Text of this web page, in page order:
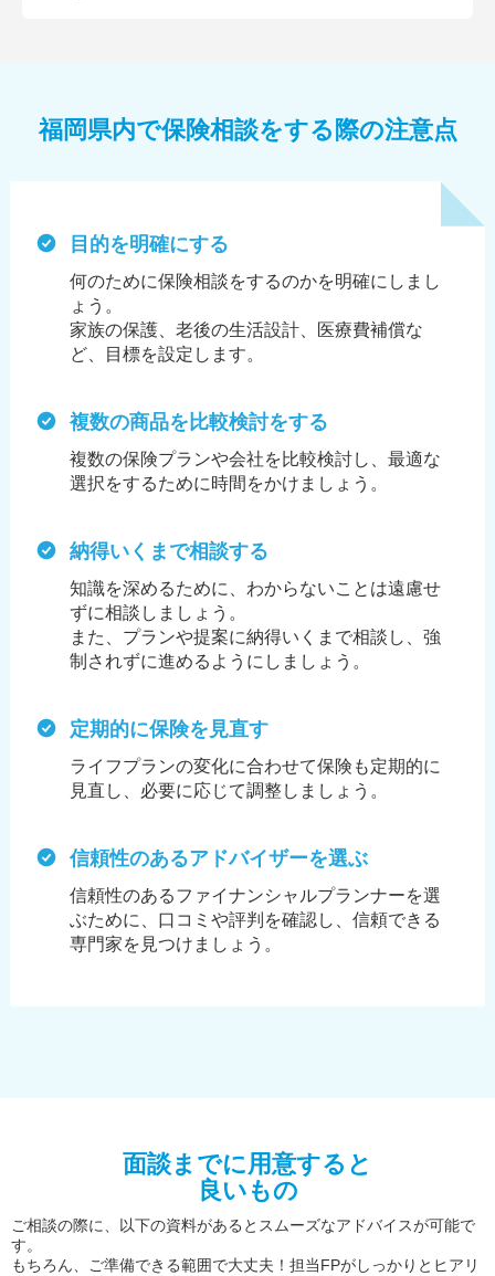
福岡県内で保険相談をする際の注意点
目的を明確にする
何のために保険相談をするのかを明確にしまし
ょう。
家族の保護、老後の生活設計、医療費補償な
ど、目標を設定します。
複数の商品を比較検討をする
複数の保険プランや会社を比較検討し、最適な
選択をするために時間をかけましょう。
納得いくまで相談する
知識を深めるために、わからないことは遠慮せ
ずに相談しましょう。
また、プランや提案に納得いくまで相談し、強
制されずに進めるようにしましょう。
定期的に保険を見直す
ライフプランの変化に合わせて保険も定期的に
見直し、必要に応じて調整しましょう。
信頼性のあるアドバイザーを選ぶ
信頼性のあるファイナンシャルプランナーを選
ぶために、 口コミや評判を確認し、信頼できる
専門家を見つけましょう。
面談までに用意すると
良いもの
ご相談の際に、以下の資料があるとスムーズなアドバイスが可能で
す。
もちろん、ご準備できる範囲で大丈夫！担当FPがしっかりとヒアリ